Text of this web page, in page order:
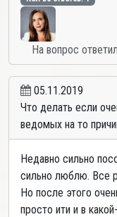
На вопрос
05.11.2019
Что делать если
ведомых на то
Недавно сильно
сильно люблю. Все
Но после этого
просто ити и в